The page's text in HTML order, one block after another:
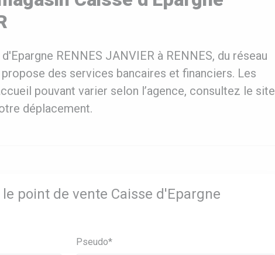
RENNES JANVIER à RENNES, du réseau
propose des services bancaires et financiers. Les
pouvant varier selon l’agence, consultez le site
déplacement.
point de vente Caisse d'Epargne
Pseudo*